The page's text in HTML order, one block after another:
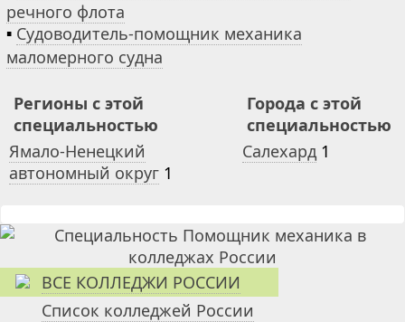
речного флота
▪ Судоводитель-помощник механика
маломерного судна
Регионы с этой
специальностью
Ямало-Ненецкий
автономный округ 1
Города с этой
специальностью
Салехард 1
ВСЕ КОЛЛЕДЖИ РОССИИ
Список колледжей России